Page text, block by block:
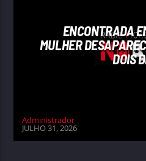
ENCONTRADA
MULHER
DOIS
Administrador
JULHO 31, 2026